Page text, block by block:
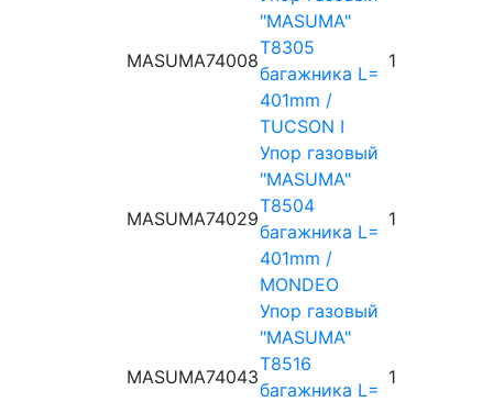
MASUMA74008
"MASUMA"
T8305
багажника L=
401mm /
TUCSON I
1
MASUMA74029
Упор газовый
"MASUMA"
T8504
багажника L=
401mm /
MONDEO
1
MASUMA74043
Упор газовый
"MASUMA"
T8516
багажника L=
1